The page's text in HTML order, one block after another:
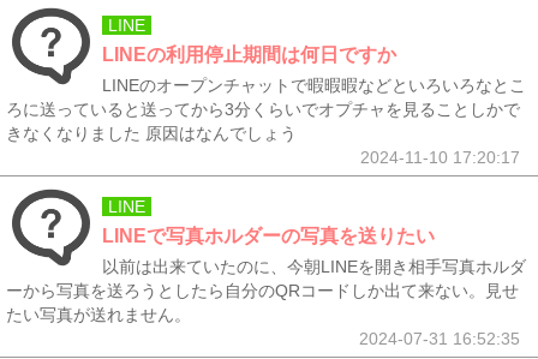
LINE
LINEの利用停止期間は何日ですか
LINEのオープンチャットで暇暇暇などといろいろなとこ
ろに送っていると送ってから3分くらいでオプチャを見ることしかで
きなくなりました 原因はなんでしょう
2024-11-10 17:20:17
LINE
LINEで写真ホルダーの写真を送りたい
以前は出来ていたのに、今朝LINEを開き相手写真ホルダ
ーから写真を送ろうとしたら自分のQRコードしか出て来ない。見せ
たい写真が送れません。
2024-07-31 16:52:35